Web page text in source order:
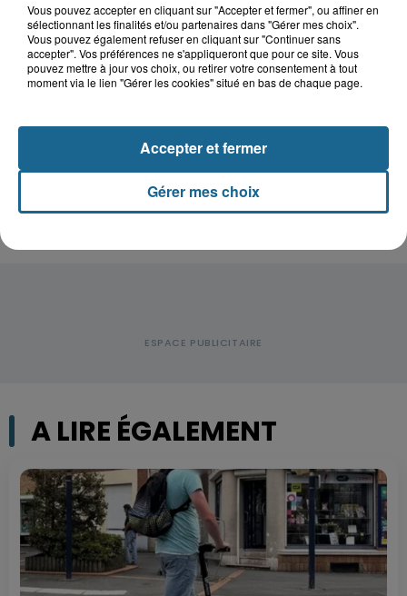
Hazebrouck : victime d'un accident,
Lucas s'en est allé brutalement...
Violent accident à Cléty : quatre
blessés, deux femmes en urgence...
A LIRE ÉGALEMENT
Vous pouvez accepter en cliquant sur "Accepter et fermer", ou affiner en
sélectionnant les finalités et/ou partenaires dans "Gérer mes choix".
Vous pouvez également refuser en cliquant sur "Continuer sans
accepter". Vos préférences ne s'appliqueront que pour ce site. Vous
pouvez mettre à jour vos choix, ou retirer votre consentement à tout
moment via le lien "Gérer les cookies" situé en bas de chaque page.
Gérer mes choix
Accepter et fermer